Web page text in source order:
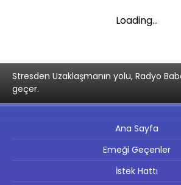
Loading...
Stresden Uzaklaşmanın yolu, Radyo
geçer.
Ana Sayfa
Emeği Geçenler
İstek Hattı